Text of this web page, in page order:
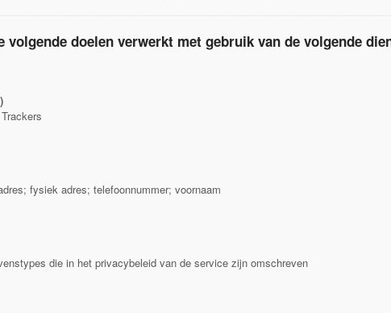
volgende doelen verwerkt met gebruik van de volgende
fysiek adres; telefoonnummer; voornaam
die in het privacybeleid van de service zijn omschreven